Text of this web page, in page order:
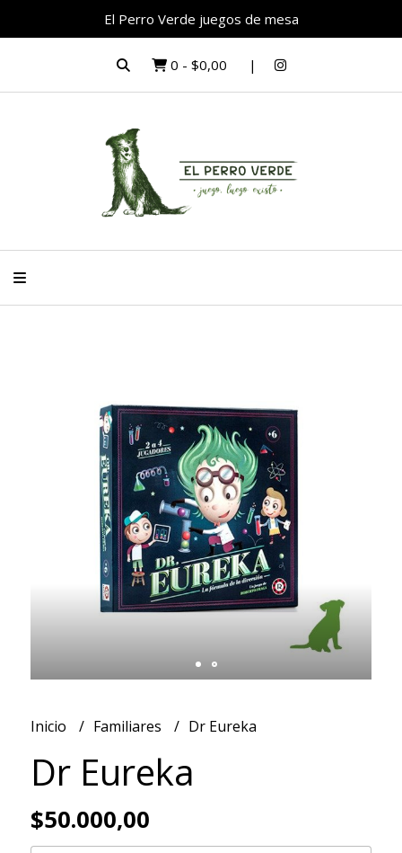
El Perro Verde juegos de mesa
0 - $0,00
Inicio Familiares Dr Eureka
Dr Eureka
$50.000,00